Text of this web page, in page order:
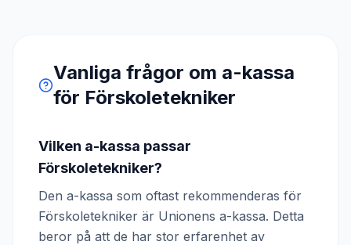
Vanliga frågor om a-kassa
för Förskoletekniker
Vilken a-kassa passar
Förskoletekniker?
Den a-kassa som oftast rekommenderas för
Förskoletekniker är Unionens a-kassa. Detta
beror på att de har stor erfarenhet av